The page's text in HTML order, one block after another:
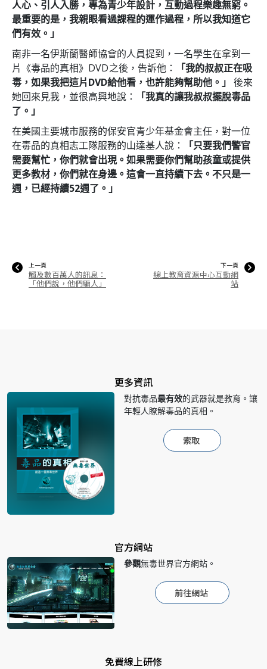
人心、引人入勝，專為青少年設計，互動過程樂趣無窮。
最重要的是，我親眼看過課程的運作過程，所以我知道它
們有效。」
南非一名伊斯蘭醫師協會的人員提到，一名學生在拿到一
片《毒品的真相》DVD 之後，告訴他：
「我的叔叔正在吸
毒，如果我把這片DVD給他看，也許能夠幫助他。」 後來
她回來見我，並很高興地說：
「我真的讓我叔叔擺脫毒品
了。」
在美國主要城市服務的保安官青少年基金會主任，對一位
在毒品的真相志工隊服務的山達基人說：
「只要我們警官
需要幫忙，你們就會出現。如果需要你們幫助孩童或提供
更多教材，你們就在身邊。這會一直持續下去。不只是一
週，已經持續52週了。」
上一頁
觸及數百萬人的訊息：
「他們說，他們騙人」
下一頁
線上教育資源中心互動網
站
更多資訊
對抗毒品最有效的武器就是教育。讓
年輕人瞭解毒品的真相。
索取
官方網站
參觀無毒世界官方網站。
前往網站
免費線上研修